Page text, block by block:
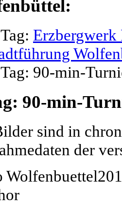
Erzbergwerk
90-min-
90-min-
sind in
der